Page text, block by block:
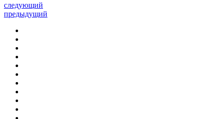
следующий
предыдущий